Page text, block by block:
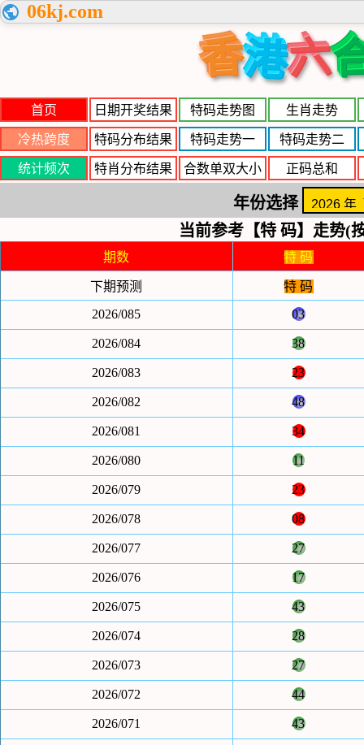
06kj.com
香港六
首页 日期开奖结果 特码走势图 生肖走势
冷热跨度 特码分布结果 特码走势一 特码走势二
统计频次 特肖分布结果 合数单双大小 正码总和
年份选择
当前参考【特 码】走势(
期数 特 码
下期预测
特 码
2026/085
03
2026/084 38
2026/083 23
2026/082 48
2026/081 34
2026/080 11
2026/079 23
2026/078 08
2026/077 27
2026/076 17
2026/075 43
2026/074 28
2026/073 27
2026/072 44
2026/071 43